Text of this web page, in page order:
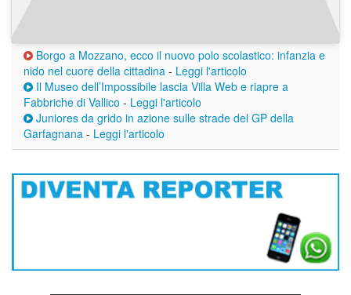
Borgo a Mozzano, ecco il nuovo polo scolastico: infanzia e
nido nel cuore della cittadina - Leggi l'articolo
Il Museo dell’Impossibile lascia Villa Web e riapre a
Fabbriche di Vallico - Leggi l'articolo
Juniores da grido in azione sulle strade del GP della
Garfagnana - Leggi l'articolo